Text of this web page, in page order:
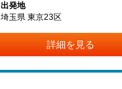
出発地
埼玉県 東京23区
詳細を見る